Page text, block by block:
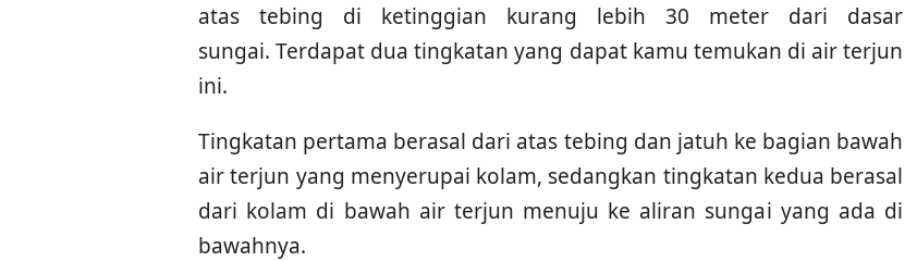
atas tebing di ketinggian kurang lebih 30 meter dari dasar
sungai. Terdapat dua tingkatan yang dapat kamu temukan di air terjun
ini.
Tingkatan pertama berasal dari atas tebing dan jatuh ke bagian bawah
air terjun yang menyerupai kolam, sedangkan tingkatan kedua berasal
dari kolam di bawah air terjun menuju ke aliran sungai yang ada di
bawahnya.